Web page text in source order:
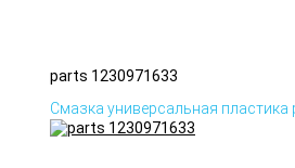
parts 1230971633
Смазка универсальная